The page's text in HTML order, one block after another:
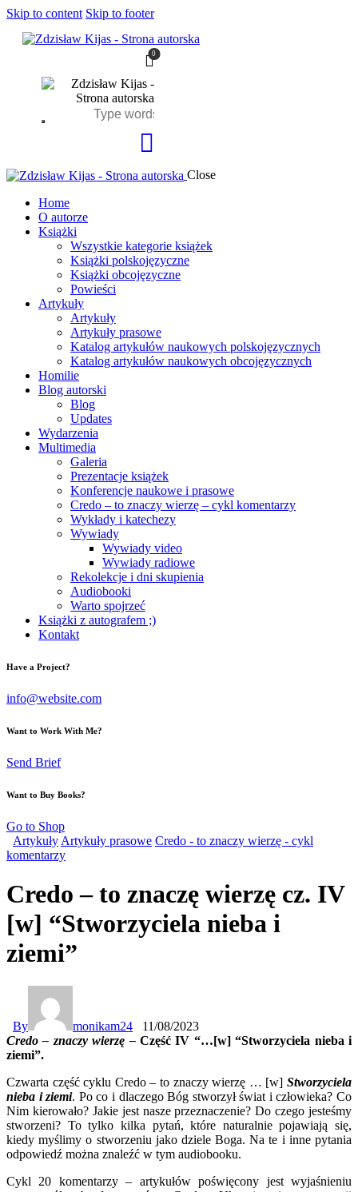
Skip to content Skip to footer
0
Close
Home
O autorze
Książki
Wszystkie kategorie książek
Książki polskojęzyczne
Książki obcojęzyczne
Powieści
Artykuły
Artykuły
Artykuły prasowe
Katalog artykułów naukowych polskojęzycznych
Katalog artykułów naukowych obcojęzycznych
Homilie
Blog autorski
Blog
Updates
Wydarzenia
Multimedia
Galeria
Prezentacje książek
Konferencje naukowe i prasowe
Credo – to znaczy wierzę – cykl komentarzy
Wykłady i katechezy
Wywiady
Wywiady video
Wywiady radiowe
Rekolekcje i dni skupienia
Audiobooki
Warto spojrzeć
Książki z autografem ;)
Kontakt
Have a Project?
info@website.com
Want to Work With Me?
Send Brief
Want to Buy Books?
Go to Shop
Artykuły Artykuły prasowe Credo - to znaczy wierzę - cykl
komentarzy
Credo – to znaczę wierzę cz. IV
[w] “Stworzyciela nieba i
ziemi”
By monikam24
11/08/2023
Credo – znaczy wierzę – Część IV “…[w] “Stworzyciela nieba i
ziemi”.
Czwarta część cyklu Credo – to znaczy wierzę … [w] Stworzyciela
nieba i ziemi. Po co i dlaczego Bóg stworzył świat i człowieka? Co
Nim kierowało? Jakie jest nasze przeznaczenie? Do czego jesteśmy
stworzeni? To tylko kilka pytań, które naturalnie pojawiają się,
kiedy myślimy o stworzeniu jako dziele Boga. Na te i inne pytania
odpowiedź można znaleźć w tym audiobooku.
Cykl 20 komentarzy – artykułów poświęcony jest wyjaśnieniu